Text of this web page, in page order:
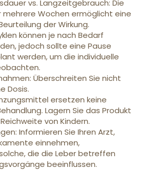
vs. Langzeitgebrauch: Die
mehrere Wochen ermöglicht eine
der Wirkung.
können je nach Bedarf
jedoch sollte eine Pause
werden, um die individuelle
Überschreiten Sie nicht
Dosis.
ersetzen keine
Lagern Sie das Produkt
von Kindern.
Informieren Sie Ihren Arzt,
einnehmen,
die die Leber betreffen
beeinflussen.